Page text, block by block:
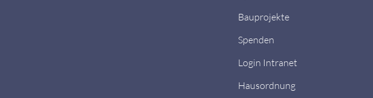
Bauprojekte
Spenden
Login Intranet
Hausordnung